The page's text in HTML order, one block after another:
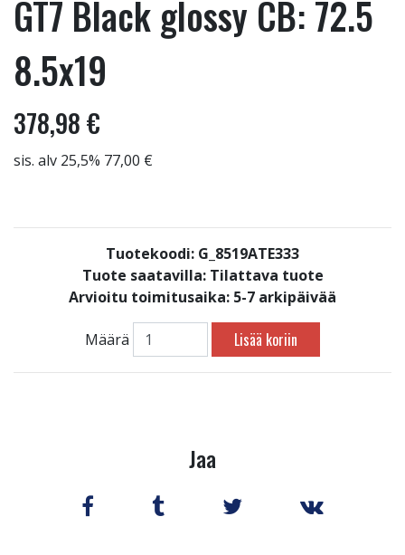
GT7 Black glossy CB: 72.5
8.5x19
378,98 €
sis. alv 25,5% 77,00 €
Tuotekoodi: G_8519ATE333
Tuote saatavilla: Tilattava tuote
Arvioitu toimitusaika: 5-7 arkipäivää
Määrä Lisää koriin
Jaa